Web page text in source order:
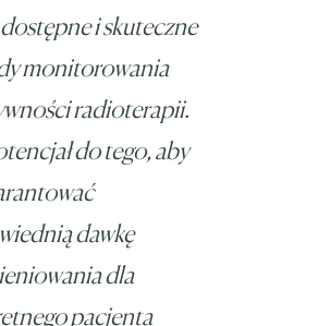
dostępne i skuteczne
monitorowania
radioterapii.
do tego, aby
dawkę
dla
pacjenta